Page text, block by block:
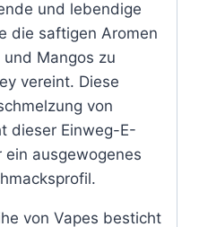
und lebendige
die saftigen Aromen
Mangos zu
vereint. Diese
von
dieser Einweg-E-
ein ausgewogenes
von Vapes besticht